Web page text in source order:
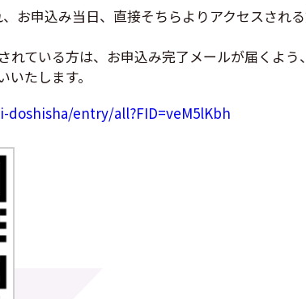
お申込み当日、直接そちらよりアクセスされ
ている方は、お申込み完了メールが届くよ
たします。
entry/all?FID=veM5lKbh